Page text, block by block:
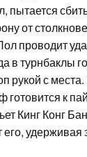
пытается
от
проводит
в турнбаклы
рукой с места.
готовится к
Кинг Конг
удерживая